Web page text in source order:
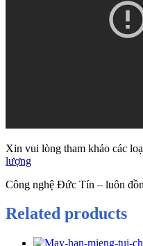
Xin vui lòng tham khảo các
lượng
Công nghệ Đức Tín – luôn
Related products